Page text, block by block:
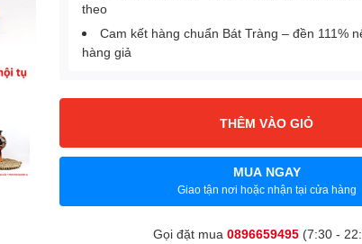
theo
Cam kết hàng chuẩn Bát Tràng – đền 111%
hàng giả
THÊM VÀO GIỎ
MUA NGAY
Giao tận nơi hoặc nhận tại cửa hàng
Gọi đặt mua 0896659495(7:30 -